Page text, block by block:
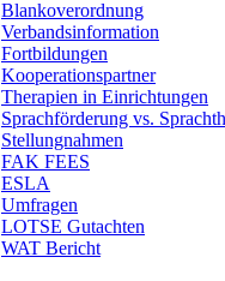
Blankoverordnung
Verbandsinformation
Fortbildungen
Kooperationspartner
Therapien in Einrichtungen
Sprachförderung vs.
Stellungnahmen
FAK FEES
ESLA
Umfragen
LOTSE Gutachten
WAT Bericht